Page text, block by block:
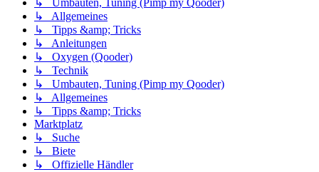
↳ Umbauten, Tuning (Pimp my Qooder)
↳ Allgemeines
↳ Tipps &amp; Tricks
↳ Anleitungen
↳ Oxygen (Qooder)
↳ Technik
↳ Umbauten, Tuning (Pimp my Qooder)
↳ Allgemeines
↳ Tipps &amp; Tricks
Marktplatz
↳ Suche
↳ Biete
↳ Offizielle Händler